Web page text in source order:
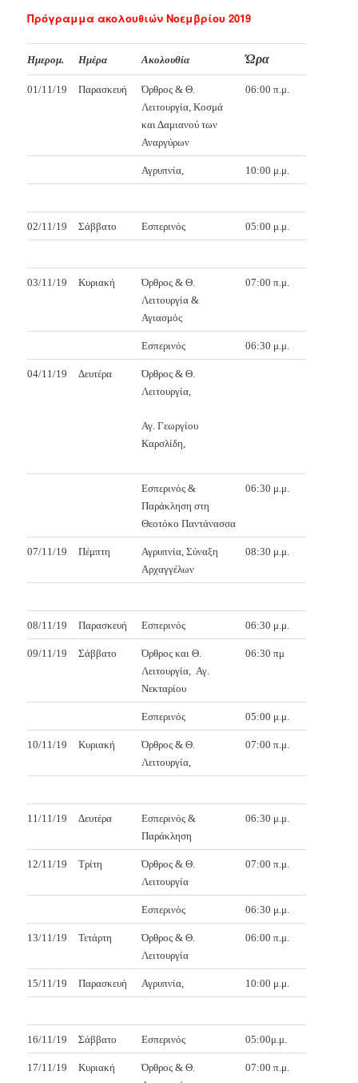
Πρόγραμμα ακολουθιών Νοεμβρίου 2019
Ημερομ. Ημέρα Ακολουθία Ώρα
01/11/19 Παρασκευή
Όρθρος & Θ.
Λειτουργία, Κοσμά
και Δαμιανού των
Αναργύρων
06:00 π.μ.
Αγρυπνία, 10:00 μ.μ.
02/11/19 Σάββατο Εσπερινός 05:00 μ.μ.
03/11/19 Κυριακή
Όρθρος & Θ.
Λειτουργία &
Αγιασμός
07:00 π.μ.
Εσπερινός 06:30 μ.μ.
04/11/19 Δευτέρα
Όρθρος & Θ.
Λειτουργία,
Αγ. Γεωργίου
Καρσλίδη,
Εσπερινός &
Παράκληση στη
Θεοτόκο Παντάνασσα
06:30 μ.μ.
07/11/19 Πέμπτη
Αγρυπνία, Σύναξη
Αρχαγγέλων
08:30 μ.μ.
08/11/19 Παρασκευή Εσπερινός 06:30 μ.μ.
09/11/19 Σάββατο
Όρθρος και Θ.
Λειτουργία,
Αγ.
Νεκταρίου
06:30 πμ
Εσπερινός 05:00 μ.μ.
10/11/19 Κυριακή
Όρθρος & Θ.
Λειτουργία,
07:00 π.μ.
11/11/19 Δευτέρα
Εσπερινός &
Παράκληση
06:30 μ.μ.
12/11/19 Τρίτη
Όρθρος & Θ.
Λειτουργία
07:00 π.μ.
Εσπερινός 06:30 μ.μ.
13/11/19 Τετάρτη
Όρθρος & Θ.
Λειτουργία
06:00 π.μ.
15/11/19 Παρασκευή Αγρυπνία, 10:00 μ.μ.
16/11/19 Σάββατο Εσπερινός 05:00μ.μ.
17/11/19 Κυριακή
Όρθρος & Θ.
07:00 π.μ.